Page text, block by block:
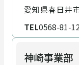
愛知県春日井
TEL0568-81-
神崎事業部